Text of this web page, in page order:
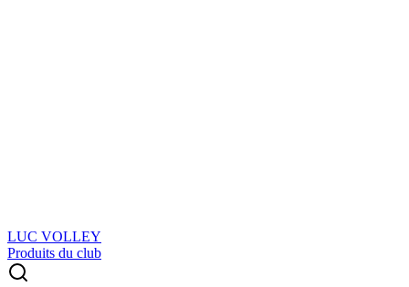
LUC VOLLEY
Produits du club